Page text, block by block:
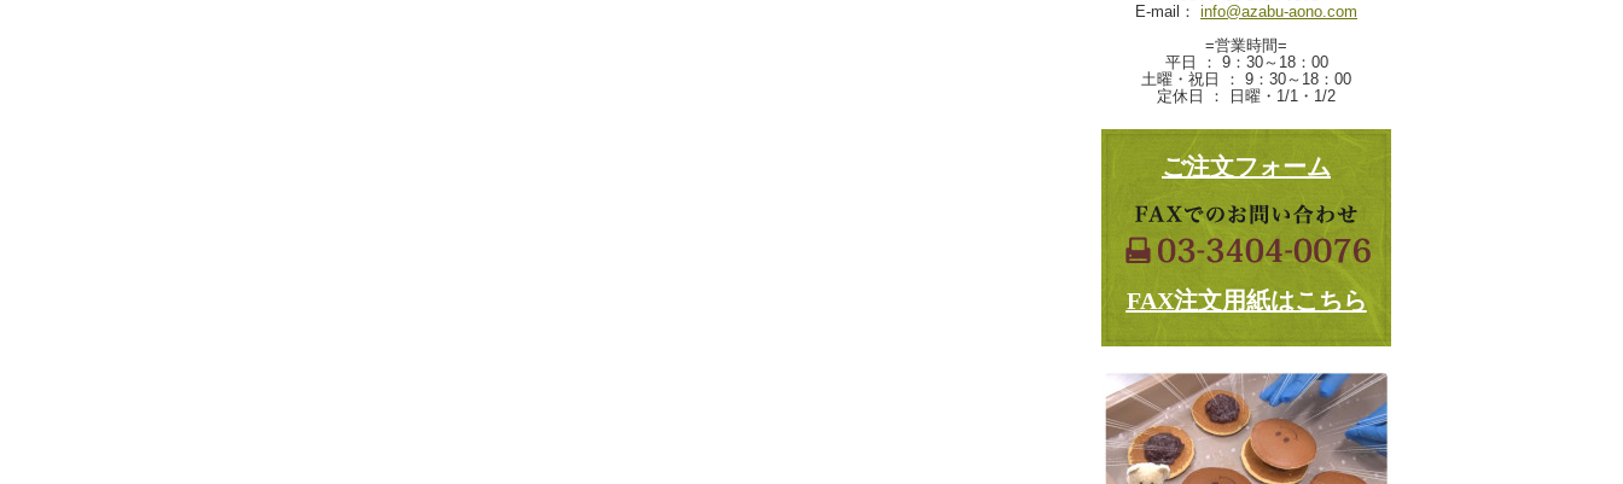
E-mail： info@azabu-aono.com
=営業時間=
平日 ： 9：30～18：00
土曜・祝日 ： 9：30～18：00
定休日 ： 日曜・1/1・1/2
ご注文フォーム
FAX注文用紙はこちら